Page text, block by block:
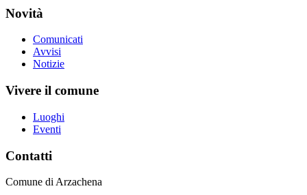
Novità
Comunicati
Avvisi
Notizie
Vivere il comune
Luoghi
Eventi
Contatti
Comune di Arzachena